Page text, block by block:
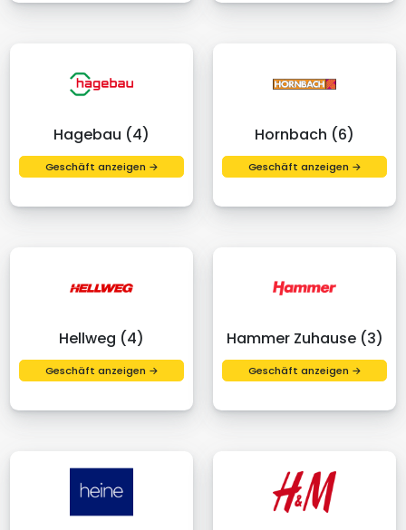
Hagebau (4)
Geschäft anzeigen →
Hornbach (6)
Geschäft anzeigen →
Hellweg (4)
Geschäft anzeigen →
Hammer Zuhause (3)
Geschäft anzeigen →